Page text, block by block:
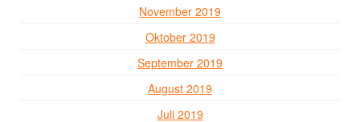
November 2019
Oktober 2019
September 2019
August 2019
Juli 2019